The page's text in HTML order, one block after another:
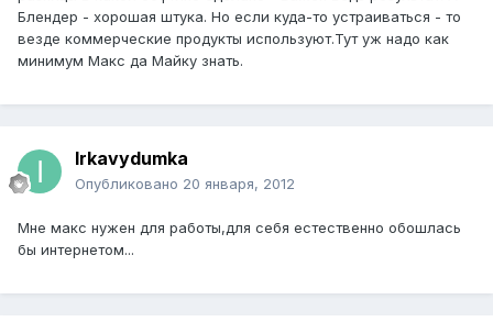
Блендер - хорошая штука. Но если куда-то устраиваться - то
везде коммерческие продукты используют.Тут уж надо как
минимум Макс да Майку знать.
Irkavydumka
Опубликовано 20 января, 2012
Мне макс нужен для работы,для себя естественно обошлась
бы интернетом...